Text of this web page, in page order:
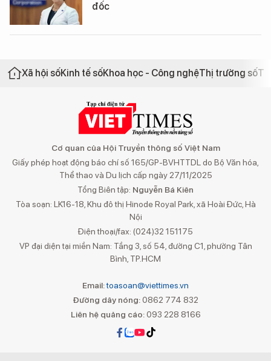
đốc
Xã hội sốKinh tế sốKhoa học - Công nghệThị trường số
Cơ quan của Hội Truyền thông số Việt Nam
Giấy phép hoạt động báo chí số 165/GP-BVHTTDL do Bộ Văn hóa,
Thể thao và Du lịch cấp ngày 27/11/2025
Tổng Biên tập: Nguyễn Bá Kiên
Tòa soạn: LK16-18, Khu đô thị Hinode Royal Park, xã Hoài Đức, Hà
Nội
Điện thoại/fax: (024)32 151175
VP đại diện tại miền Nam: Tầng 3, số 54, đường C1, phường Tân
Bình, TP.HCM
Email:toasoan@viettimes.vn
Đường dây nóng: 0862 774 832
Liên hệ quảng cáo:093 228 8166